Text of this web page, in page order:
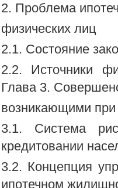
2. Проблема
физических лиц
2.1. Состояние
2.2. Источники
Глава 3.
возникающими
3.1. Система
кредитовании
3.2. Концепция
ипотечном